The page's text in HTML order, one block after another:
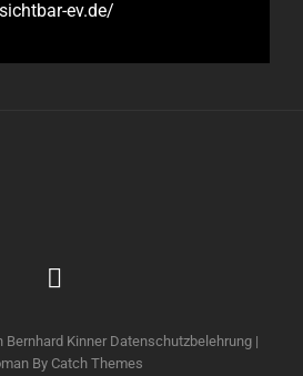
ev.de/
Bernhard Kinner Datenschutzbelehrung |
By Catch Themes